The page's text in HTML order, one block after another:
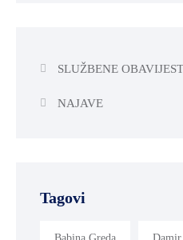
SLUŽBENE
NAJAVE
Tagovi
Babina Greda Damir